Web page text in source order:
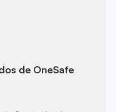
de OneSafe